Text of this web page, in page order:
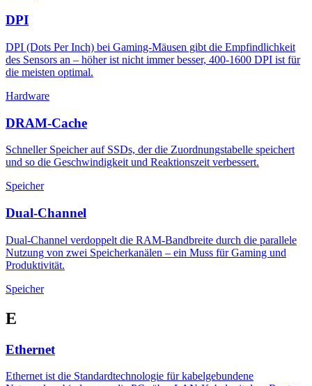
DPI
DPI (Dots Per Inch) bei Gaming-Mäusen gibt die Empfindlichkeit
des Sensors an – höher ist nicht immer besser, 400-1600 DPI ist für
die meisten optimal.
Hardware
DRAM-Cache
Schneller Speicher auf SSDs, der die Zuordnungstabelle speichert
und so die Geschwindigkeit und Reaktionszeit verbessert.
Speicher
Dual-Channel
Dual-Channel verdoppelt die RAM-Bandbreite durch die parallele
Nutzung von zwei Speicherkanälen – ein Muss für Gaming und
Produktivität.
Speicher
E
Ethernet
Ethernet ist die Standardtechnologie für kabelgebundene